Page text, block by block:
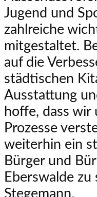
Jugend und
zahlreiche
mitgestaltet.
auf die
städtischen
Ausstattung
hoffe, dass wir
Prozesse
weiterhin ein
Bürger und
Eberswalde zu
Stegemann.